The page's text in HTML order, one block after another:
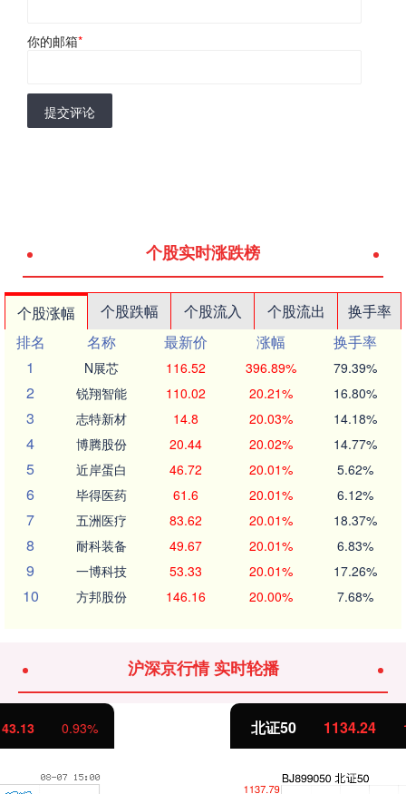
你的邮箱*
提交评论
个股实时涨跌榜
个股涨幅 个股跌幅 个股流入 个股流出
换手率
排名
名称 最新价 涨幅
换手率
1
N展芯 116.52 396.89% 79.39%
2 锐翔智能 110.02 20.21% 16.80%
3 志特新材 14.8 20.03% 14.18%
4 博腾股份 20.44 20.02% 14.77%
5 近岸蛋白 46.72 20.01% 5.62%
6 毕得医药 61.6 20.01% 6.12%
7 五洲医疗 83.62 20.01% 18.37%
8 耐科装备 49.67 20.01% 6.83%
9 一博科技 53.33 20.01% 17.26%
10 方邦股份 146.16 20.00% 7.68%
沪深京行情 实时轮播
北证50 11.37 1.01%